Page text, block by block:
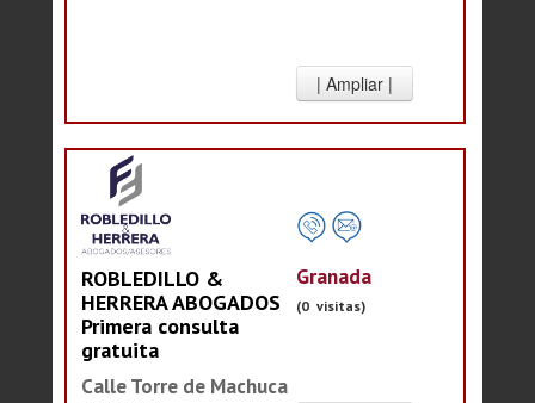
ROBLEDILLO &
HERRERA ABOGADOS
Primera consulta
gratuita
Calle Torre de Machuca
Granada
(0 visitas)